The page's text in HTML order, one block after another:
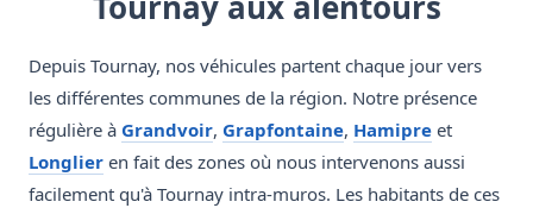
Depuis Tournay, nos véhicules partent chaque jour vers
les différentes communes de la région. Notre présence
régulière à Grandvoir, Grapfontaine, Hamipre et
Longlier en fait des zones où nous intervenons aussi
facilement qu'à Tournay intra-muros. Les habitants de ces